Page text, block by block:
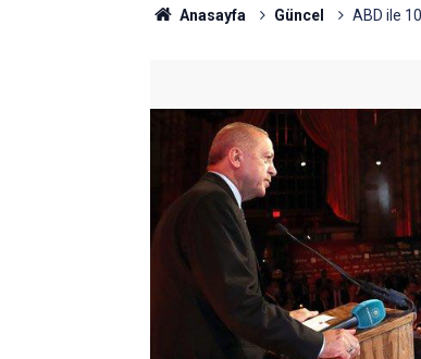
Anasayfa Güncel ABD ile